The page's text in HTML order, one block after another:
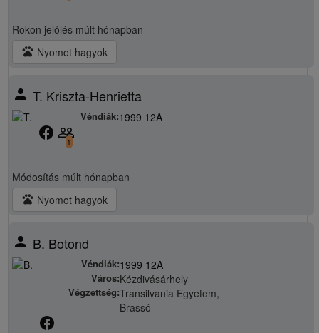
Rokon jelölés múlt hónapban
pets Nyomot hagyok
person T. Kriszta-Henrietta
Véndiák:1999 12A
facebook people_outline
1
Módosítás múlt hónapban
pets Nyomot hagyok
person B. Botond
Véndiák:1999 12A
Város:Kézdivásárhely
Végzettség:Transilvania Egyetem,
Brassó
facebook